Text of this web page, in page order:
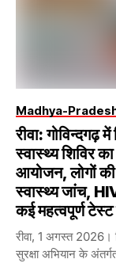
Madhya-
रीवा: गोविन्दगढ़
स्वास्थ्य शिविर
आयोजन, लोगों
स्वास्थ्य जांच,
कई महत्वपूर्ण
रीवा, 1 अगस्त
सुरक्षा अभियान के